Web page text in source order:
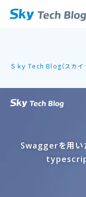
Ｓｋｙ Tech Blog（スカイ
Swaggerを​用